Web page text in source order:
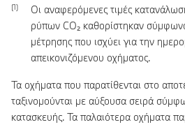
Οι αναφερόμενες τιμές
ρύπων CO₂ καθορίστηκαν
μέτρησης που ισχύει για την
απεικονιζόμενου οχήματος.
Τα οχήματα που παρατίθενται στο
ταξινομούνται με αύξουσα σειρά
κατασκευής. Τα παλαιότερα οχήματα